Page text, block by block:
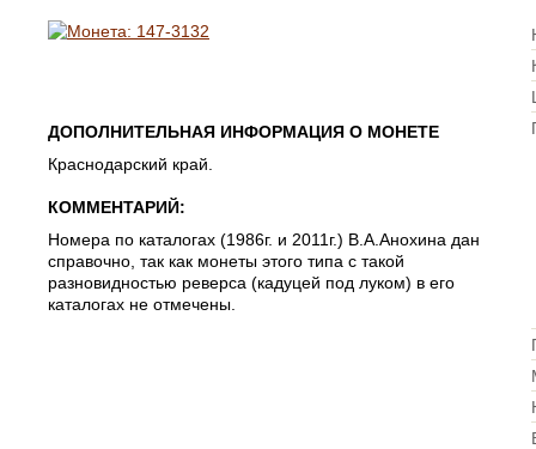
ДОПОЛНИТЕЛЬНАЯ ИНФОРМАЦИЯ О МОНЕТЕ
Краснодарский край.
КОММЕНТАРИЙ:
Номера по каталогах (1986г. и 2011г.) В.А.Анохина дан
справочно, так как монеты этого типа с такой
разновидностью реверса (кадуцей под луком) в его
каталогах не отмечены.